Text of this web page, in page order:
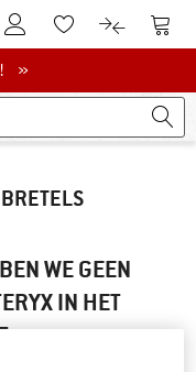
De klantenaccount
Naar deNaar de
»
WE GEEN
IN HET